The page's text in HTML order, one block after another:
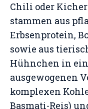
Chili oder
stammen aus
Erbsenprotein,
sowie aus
Hühnchen in
ausgewogenen
komplexen
Basmati-Reis)